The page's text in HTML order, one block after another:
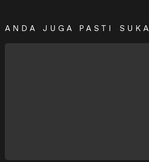
ANDA JUGA PASTI SUKA